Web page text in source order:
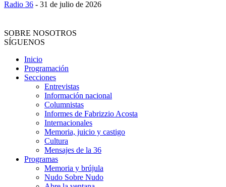
Radio 36 - 31 de julio de 2026
SOBRE NOSOTROS
SÍGUENOS
Inicio
Programación
Secciones
Entrevistas
Información nacional
Columnistas
Informes de Fabrizzio Acosta
Internacionales
Memoria, juicio y castigo
Cultura
Mensajes de la 36
Programas
Memoria y brújula
Nudo Sobre Nudo